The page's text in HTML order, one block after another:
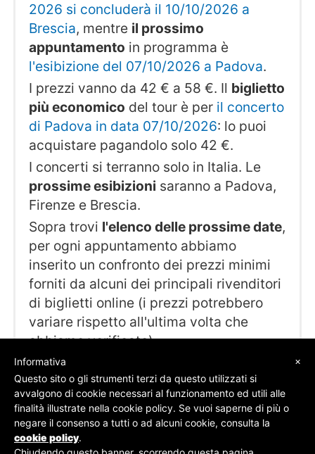
2026 si concluderà il 10/10/2026 a
Brescia, mentre il prossimo
appuntamento in programma è
l'esibizione del 07/10/2026 a Padova.
I prezzi vanno da 42 € a 58 €. Il biglietto
più economico del tour è per il concerto
di Padova in data 07/10/2026: lo puoi
acquistare pagandolo solo 42 €.
I concerti si terranno solo in Italia. Le
prossime esibizioni saranno a Padova,
Firenze e Brescia.
Sopra trovi l'elenco delle prossime date,
per ogni appuntamento abbiamo
inserito un confronto dei prezzi minimi
forniti da alcuni dei principali rivenditori
di biglietti online (i prezzi potrebbero
variare rispetto all'ultima volta che
abbiamo verificato).
© SOS Biglietti - P.Iva 09162100961 -Chi Siamo
Contatti-Privacy Policy
×
Informativa
Questo sito o gli strumenti terzi da questo utilizzati si
avvalgono di cookie necessari al funzionamento ed utili alle
finalità illustrate nella cookie policy. Se vuoi saperne di più o
negare il consenso a tutti o ad alcuni cookie, consulta la
cookie policy.